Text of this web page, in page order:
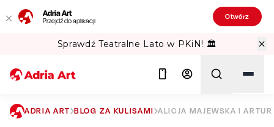
Adria Art
Przejdź do aplikacji Otwórz
Sprawdź Teatralne Lato w PKiN! 🏛️
ADRIA ART BLOG ZA KULISAMI ALICJA MAJEWSKA I